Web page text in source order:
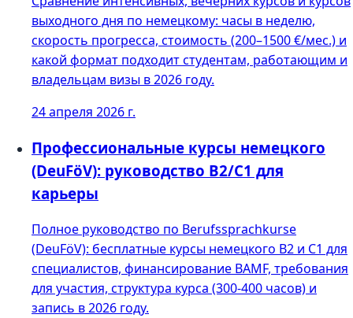
выходного дня по немецкому: часы в неделю,
скорость прогресса, стоимость (200–1500 €/мес.) и
какой формат подходит студентам, работающим и
владельцам визы в 2026 году.
24 апреля 2026 г.
Профессиональные курсы немецкого
(DeuFöV): руководство B2/C1 для
карьеры
Полное руководство по Berufssprachkurse
(DeuFöV): бесплатные курсы немецкого B2 и C1 для
специалистов, финансирование BAMF, требования
для участия, структура курса (300-400 часов) и
запись в 2026 году.